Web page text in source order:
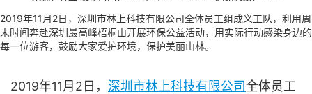
2019年11月2日，深圳市林上科技有限公司全体员工组成义工队，利用周
末时间奔赴深圳最高峰梧桐山开展环保公益活动，用实际行动感染身边的
每一位游客，鼓励大家爱护环境，保护美丽山林。
2019年11月2日， 深圳市林上科技有限公司全体员工